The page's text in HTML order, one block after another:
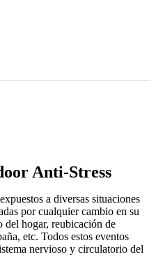
Anti-Stress
a diversas situaciones
por cualquier cambio en su
hogar, reubicación de
etc. Todos estos eventos
nervioso y circulatorio del